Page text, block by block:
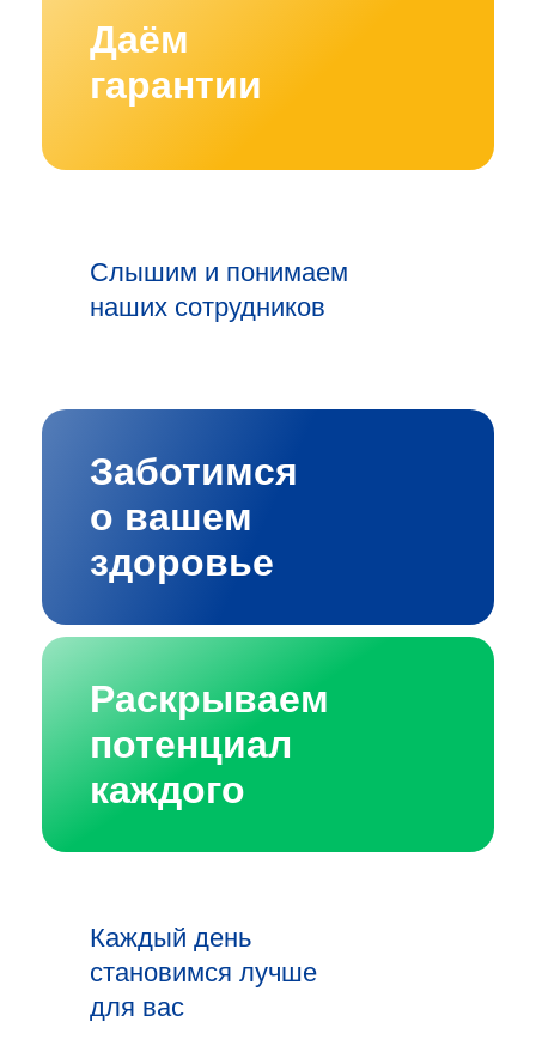
Даём
гарантии
Слышим и понимаем
наших сотрудников
Заботимся
о вашем
здоровье
Раскрываем
потенциал
каждого
Каждый день
становимся лучше
для вас